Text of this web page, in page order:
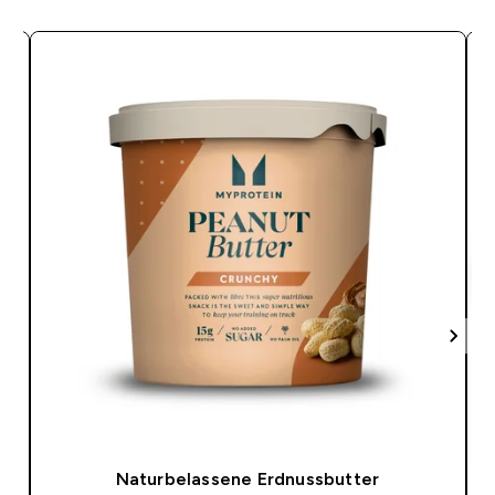
Naturbelassene Erdnussbutter